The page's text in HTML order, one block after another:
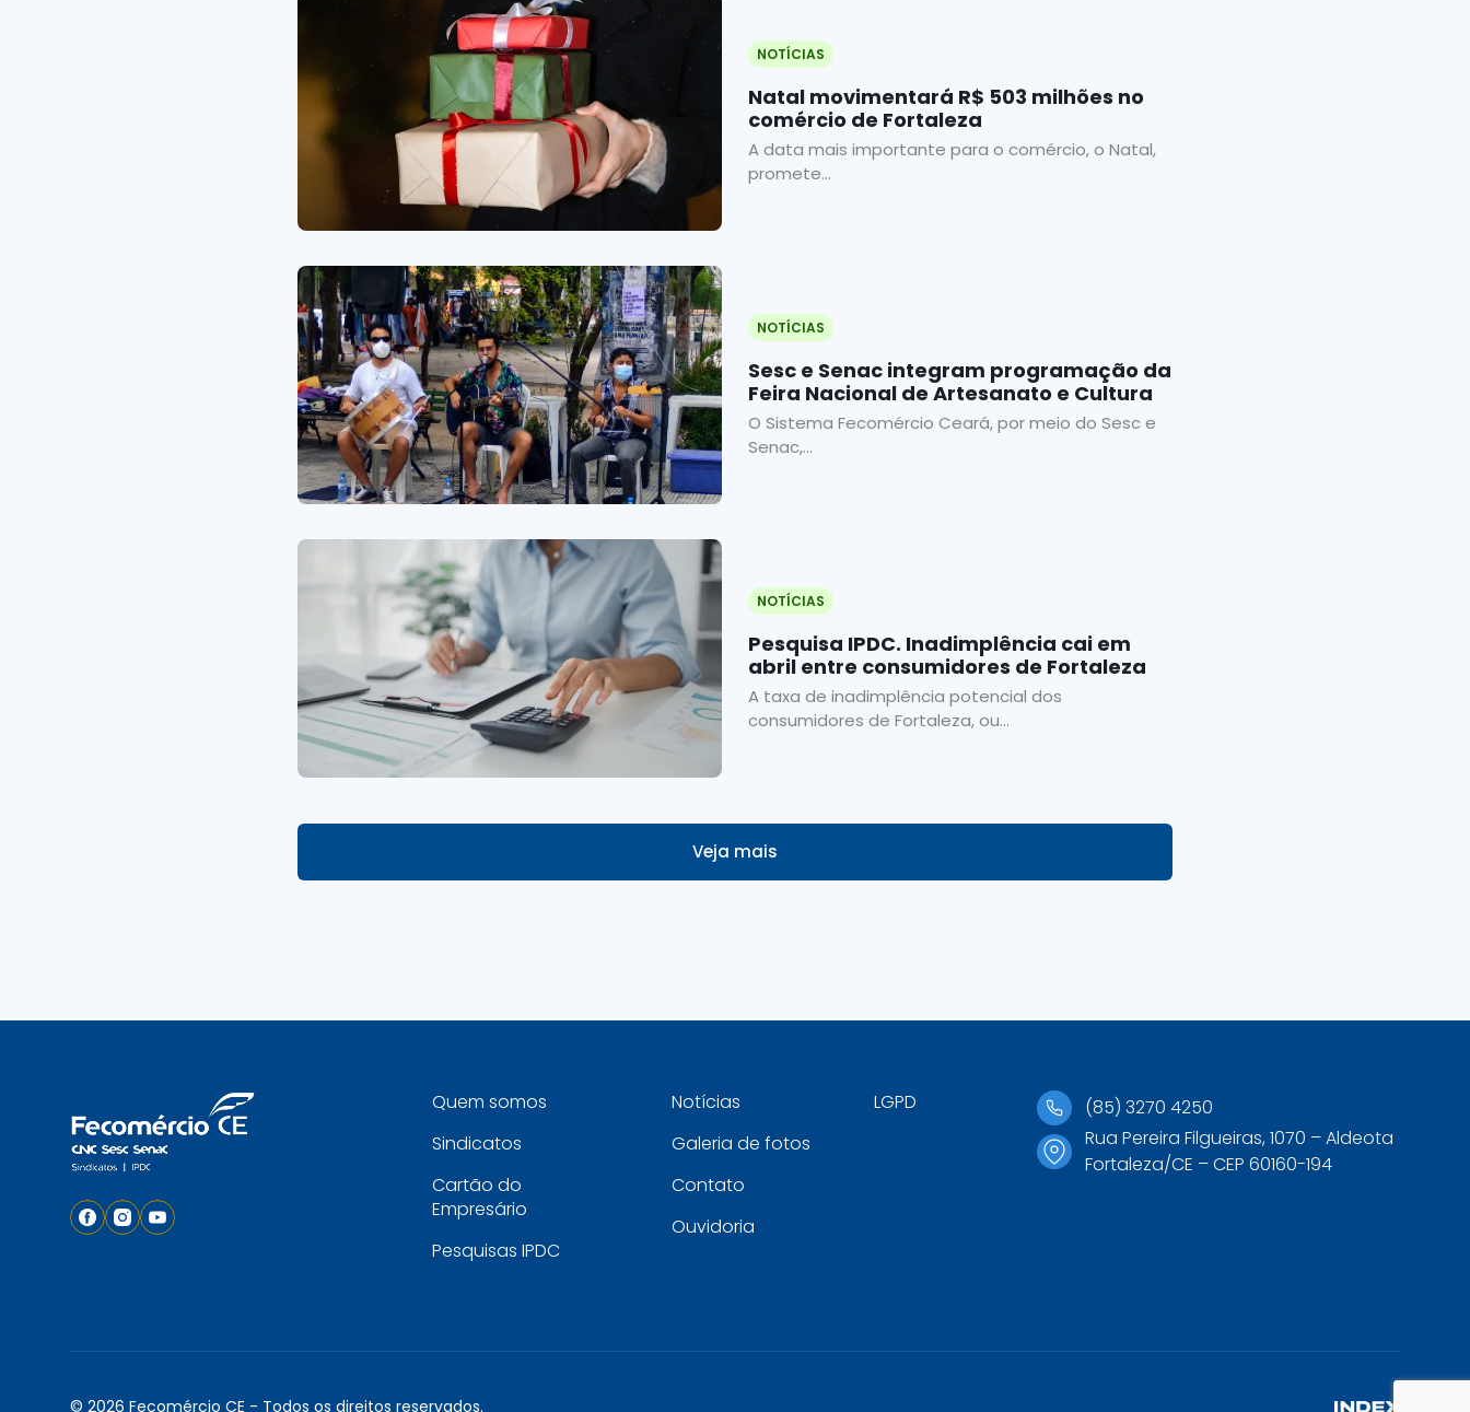
NOTÍCIAS
Natal movimentará R$ 503 milhões no
comércio de Fortaleza
A data mais importante para o comércio, o Natal,
promete...
NOTÍCIAS
Sesc e Senac integram programação da
Feira Nacional de Artesanato e Cultura
O Sistema Fecomércio Ceará, por meio do Sesc e
Senac,...
NOTÍCIAS
Pesquisa IPDC. Inadimplência cai em
abril entre consumidores de Fortaleza
A taxa de inadimplência potencial dos
consumidores de Fortaleza, ou...
Veja mais
Quem somos
Sindicatos
Cartão do
Empresário
Pesquisas IPDC
Notícias
Galeria de fotos
Contato
Ouvidoria
LGPD
(85) 3270 4250
Rua Pereira Filgueiras, 1070 – Aldeota
Fortaleza/CE – CEP 60160-194
© 2026 Fecomércio CE - Todos os direitos reservados.